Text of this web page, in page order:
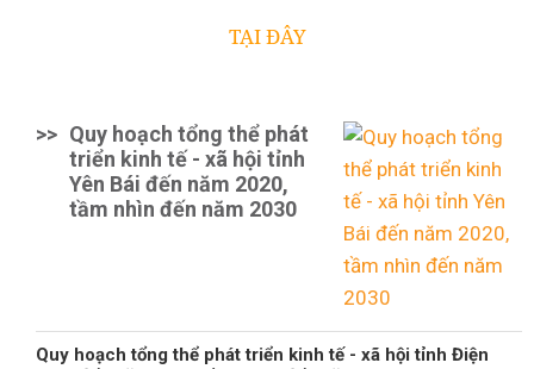
TẠI ĐÂY
>> Quy hoạch tổng thể phát
triển kinh tế - xã hội tỉnh
Yên Bái đến năm 2020,
tầm nhìn đến năm 2030
Quy hoạch tổng thể phát triển kinh tế - xã hội tỉnh Điện